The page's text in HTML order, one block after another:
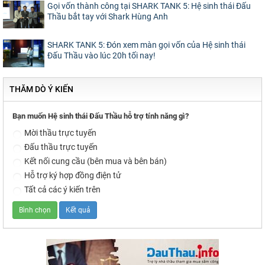
Gọi vốn thành công tại SHARK TANK 5: Hệ sinh thái Đấu
Thầu bắt tay với Shark Hùng Anh
SHARK TANK 5: Đón xem màn gọi vốn của Hệ sinh thái
Đấu Thầu vào lúc 20h tối nay!
THĂM DÒ Ý KIẾN
Bạn muốn Hệ sinh thái Đấu Thầu hỗ trợ tính năng gì?
Mời thầu trực tuyến
Đấu thầu trực tuyến
Kết nối cung cầu (bên mua và bên bán)
Hỗ trợ ký hợp đồng điện tử
Tất cả các ý kiến trên